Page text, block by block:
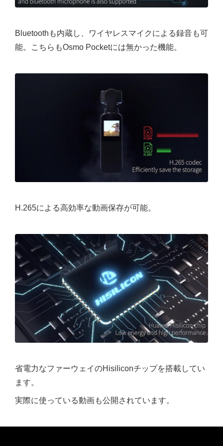
Bluetoothも内蔵し、ワイヤレスマイクによる録音も可
能。こちらもOsmo Pocketには無かった機能。
H.265による高効率な動画保存が可能。
省電力なファーウェイのHisiliconチップを搭載してい
ます。
実際に使っている動画も公開されています。